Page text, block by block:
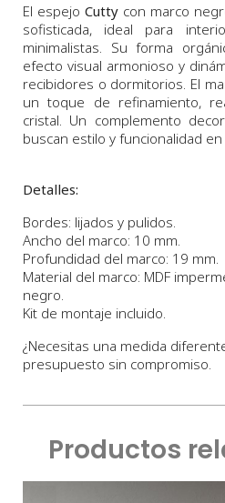
El espejo Cuttycon marco
sofisticada, ideal para
minimalistas. Su forma
efecto visual armonioso y
recibidores o dormitorios. El
un toque de refinamiento,
cristal. Un complemento
buscan estilo y funcionalidad
Detalles:
Bordes: lijados y pulidos.
Ancho del marco: 10 mm.
Profundidad del marco: 19 mm.
Material del marco: MDF
negro.
Kit de montaje incluido.
¿Necesitas una medida
presupuesto sin compromiso.
Productos